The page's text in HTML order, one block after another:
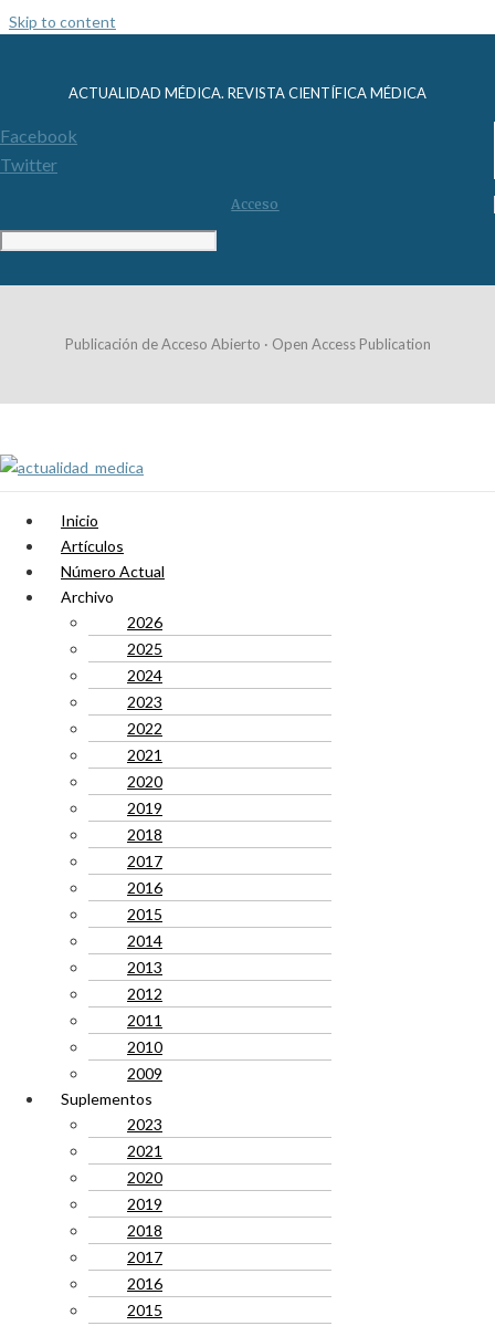
Skip to content
ACTUALIDAD MÉDICA. REVISTA CIENTÍFICA MÉDICA
Facebook
Twitter
Acceso
Publicación de Acceso Abierto · Open Access Publication
Inicio
Artículos
Número Actual
Archivo
2026
2025
2024
2023
2022
2021
2020
2019
2018
2017
2016
2015
2014
2013
2012
2011
2010
2009
Suplementos
2023
2021
2020
2019
2018
2017
2016
2015